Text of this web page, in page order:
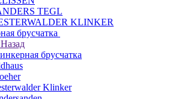
TEGL
KLINKER
брусчатка
Назад
брусчатка
Klinker